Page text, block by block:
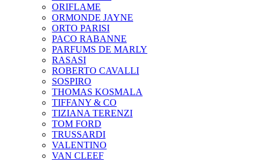
ORIFLAME
ORMONDE JAYNE
ORTO PARISI
PACO RABANNE
PARFUMS DE MARLY
RASASI
ROBERTO CAVALLI
SOSPIRO
THOMAS KOSMALA
TIFFANY & CO
TIZIANA TERENZI
TOM FORD
TRUSSARDI
VALENTINO
VAN CLEEF